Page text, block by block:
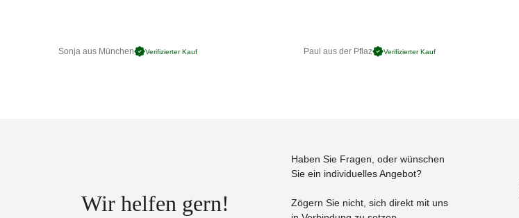
Sonja aus München Verifizierter Kauf Paul aus der Pflaz Verifizierter Kauf
Wir helfen gern!
Haben Sie Fragen, oder wünschen
Sie ein individuelles Angebot?
Zögern Sie nicht, sich direkt mit uns